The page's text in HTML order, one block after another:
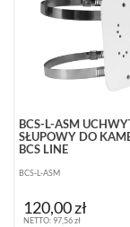
BCS-L-ASM
SŁUPOWY DO
BCS LINE
BCS-L-ASM
120,00 zł
NETTO: 97,56 zł